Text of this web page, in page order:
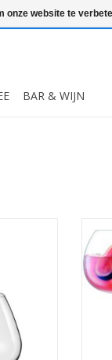
BAR & WIJN
onze website te